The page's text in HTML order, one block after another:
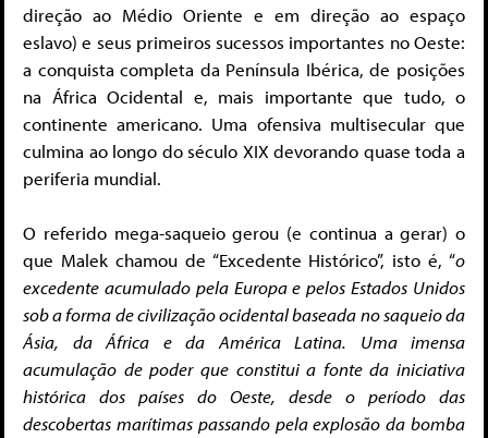
direção ao Médio Oriente e em direção ao espaço
eslavo) e seus primeiros sucessos importantes no Oeste:
a conquista completa da Península Ibérica, de posições
na África Ocidental e, mais importante que tudo, o
continente americano. Uma ofensiva multisecular que
culmina ao longo do século XIX devorando quase toda a
periferia mundial.
O referido mega-saqueio gerou (e continua a gerar) o
que Malek chamou de “Excedente Histórico”, isto é, “o
excedente acumulado pela Europa e pelos Estados Unidos
sob a forma de civilização ocidental baseada no saqueio da
Ásia, da África e da América Latina. Uma imensa
acumulação de poder que constitui a fonte da iniciativa
histórica dos países do Oeste, desde o período das
descobertas marítimas passando pela explosão da bomba